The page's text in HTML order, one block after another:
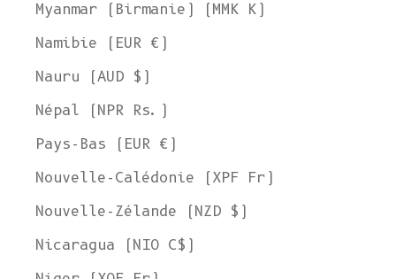
Myanmar (Birmanie) (MMK K)
Namibie (EUR €)
Nauru (AUD $)
Népal (NPR Rs.)
Pays-Bas (EUR €)
Nouvelle-Calédonie (XPF Fr)
Nouvelle-Zélande (NZD $)
Nicaragua (NIO C$)